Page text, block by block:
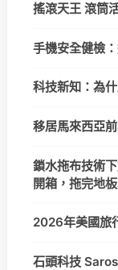
搖滾天王 滾筒
手機安全健檢
科技新知：為
移居馬來西亞
鎖水拖布技術
開箱，拖完地
2026年美國旅
石頭科技